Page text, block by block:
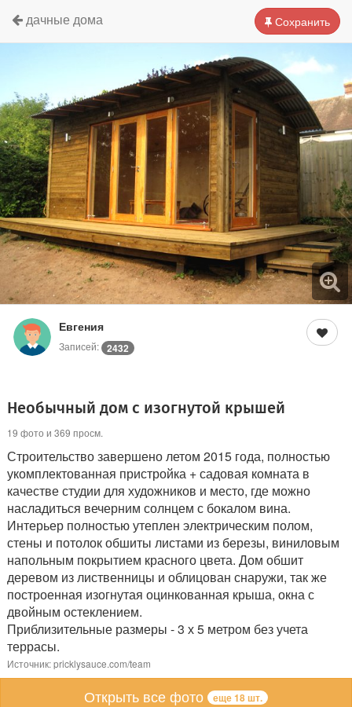
Сохранить
дачные дома
Евгения
Записей: 2432
Необычный дом с изогнутой крышей
19 фото и 369 просм.
Строительство завершено летом 2015 года, полностью
укомплектованная пристройка + садовая комната в
качестве студии для художников и место, где можно
насладиться вечерним солнцем с бокалом вина.
Интерьер полностью утеплен электрическим полом,
стены и потолок обшиты листами из березы, виниловым
напольным покрытием красного цвета. Дом обшит
деревом из лиственницы и облицован снаружи, так же
построенная изогнутая оцинкованная крыша, окна с
двойным остеклением.
Приблизительные размеры - 3 х 5 метром без учета
террасы.
Источник: pricklysauce.com/team
Открыть все фото еще 18 шт.